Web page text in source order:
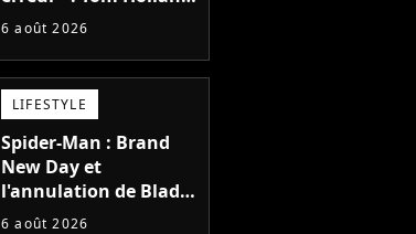
la star de Spider-Man,
blockbuster
6 août 2026
LIFESTYLE
Spider-Man : Brand
New Day et
l'annulation de Blade
montrent que Marvel
6 août 2026